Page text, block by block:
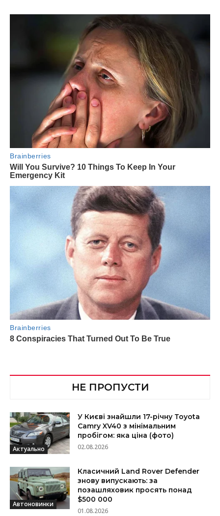
НЕ ПРОПУСТИ
Актуально
У Києві знайшли 17-річну Toyota
Camry XV40 з мінімальним
пробігом: яка ціна (фото)
02.08.2026
Автоновинки
Класичний Land Rover Defender
знову випускають: за
позашляховик просять понад
$500 000
01.08.2026